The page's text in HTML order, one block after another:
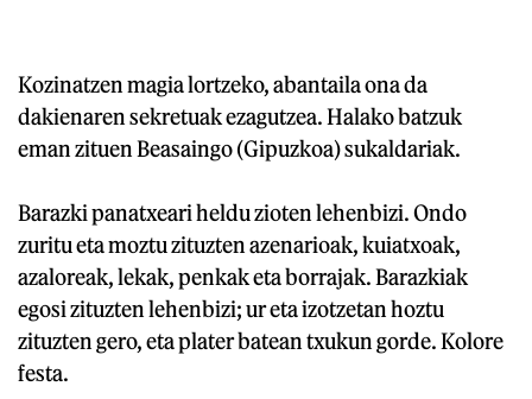
Kozinatzen magia lortzeko, abantaila ona da
dakienaren sekretuak ezagutzea. Halako batzuk
eman zituen Beasaingo (Gipuzkoa) sukaldariak.
Barazki panatxeari heldu zioten lehenbizi. Ondo
zuritu eta moztu zituzten azenarioak, kuiatxoak,
azaloreak, lekak, penkak eta borrajak. Barazkiak
egosi zituzten lehenbizi; ur eta izotzetan hoztu
zituzten gero, eta plater batean txukun gorde. Kolore
festa.